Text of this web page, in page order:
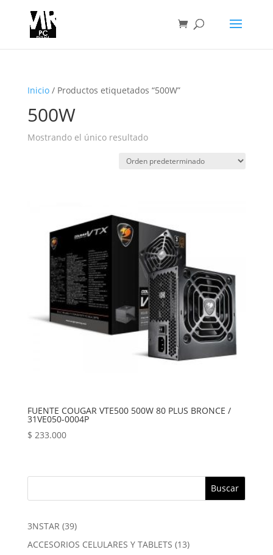
Inicio/ Productos etiquetados “500W”
500W
Mostrando el único resultado
FUENTE COUGAR VTE500 500W 80 PLUS BRONCE /
31VE050-0004P
$ 233.000
Buscar
3NSTAR 3939
productos
ACCESORIOS CELULARES Y TABLETS 1313